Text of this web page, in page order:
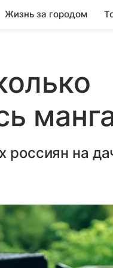
Жизнь за городом
на